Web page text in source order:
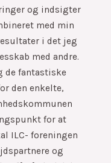
og indsigter
med min
i det jeg
med andre.
de fantastiske
den enkelte,
for at
ILC- foreningen
og